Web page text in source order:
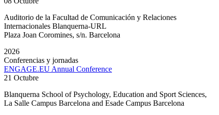
Auditorio de la Facultad de Comunicación y Relaciones
Internacionales Blanquerna-URL
Plaza Joan Coromines, s/n. Barcelona
2026
Conferencias y jornadas
ENGAGE.EU Annual Conference
21 Octubre
Blanquerna School of Psychology, Education and Sport Sciences,
La Salle Campus Barcelona and Esade Campus Barcelona